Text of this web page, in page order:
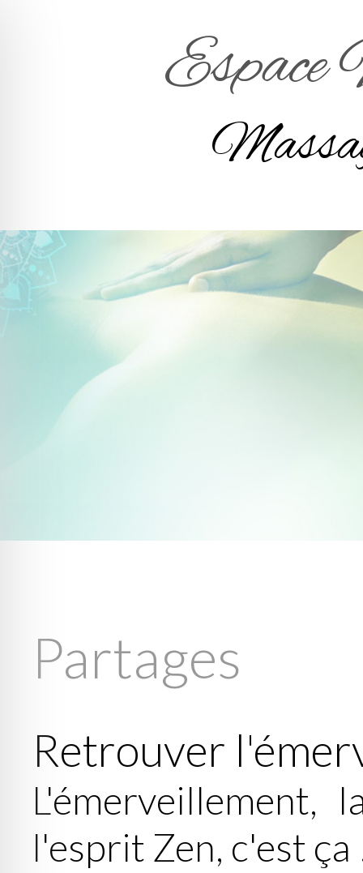
Espace
Partages
Retrouver
L'émerveillement,
l'esprit Zen, c'est ça